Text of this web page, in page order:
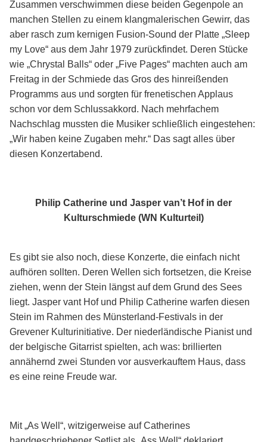
Zusammen verschwimmen diese beiden Gegenpole an
manchen Stellen zu einem klangmalerischen Gewirr, das
aber rasch zum kernigen Fusion-Sound der Platte „Sleep
my Love“ aus dem Jahr 1979 zurückfindet. Deren Stücke
wie „Chrystal Balls“ oder „Five Pages“ machten auch am
Freitag in der Schmiede das Gros des hinreißenden
Programms aus und sorgten für frenetischen Applaus
schon vor dem Schlussakkord. Nach mehrfachem
Nachschlag mussten die Musiker schließlich eingestehen:
„Wir haben keine Zugaben mehr.“ Das sagt alles über
diesen Konzertabend.
Philip Catherine und Jasper van’t Hof in der
Kulturschmiede (WN Kulturteil)
Es gibt sie also noch, diese Konzerte, die einfach nicht
aufhören sollten. Deren Wellen sich fortsetzen, die Kreise
ziehen, wenn der Stein längst auf dem Grund des Sees
liegt. Jasper vant Hof und Philip Catherine warfen diesen
Stein im Rahmen des Münsterland-Festivals in der
Grevener Kulturinitiative. Der niederländische Pianist und
der belgische Gitarrist spielten, ach was: brillierten
annähernd zwei Stunden vor ausverkauftem Haus, dass
es eine reine Freude war.
Mit „As Well“, witzigerweise auf Catherines